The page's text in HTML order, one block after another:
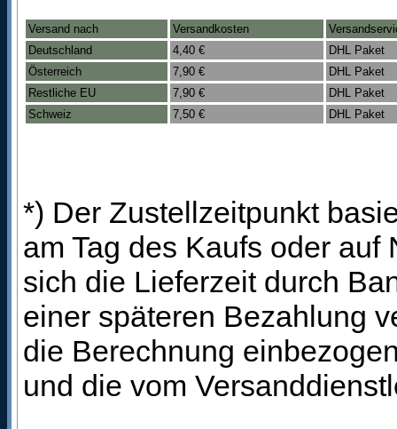
Versand nach Versandkosten
Deutschland
4,40 €
DHL Paket
Österreich
7,90 €
DHL Paket
Restliche EU
7,90 €
DHL Paket
Schweiz
7,50 € DHL Paket
*) Der Zustellzeitpunkt
am Tag des Kaufs oder
sich die Lieferzeit durch
einer späteren Bezahlung
die Berechnung
und die vom